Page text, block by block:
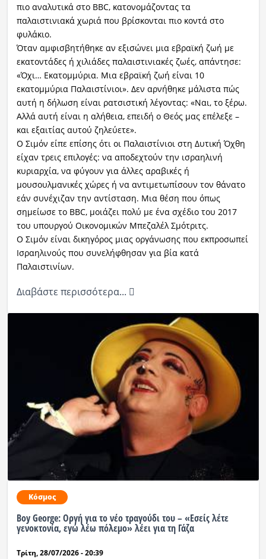
πιο αναλυτικά στο BBC, κατονομάζοντας τα
παλαιστινιακά χωριά που βρίσκονται πιο κοντά στο
φυλάκιο.
Όταν αμφισβητήθηκε αν εξισώνει μια εβραϊκή ζωή με
εκατοντάδες ή χιλιάδες παλαιστινιακές ζωές, απάντησε:
«Όχι… Εκατομμύρια. Μια εβραϊκή ζωή είναι 10
εκατομμύρια Παλαιστίνιοι». Δεν αρνήθηκε μάλιστα πώς
αυτή η δήλωση είναι ρατσιστική λέγοντας: «Ναι, το ξέρω.
Αλλά αυτή είναι η αλήθεια, επειδή ο Θεός μας επέλεξε –
και εξαιτίας αυτού ζηλεύετε».
Ο Σιμόν είπε επίσης ότι οι Παλαιστίνιοι στη Δυτική Όχθη
είχαν τρεις επιλογές: να αποδεχτούν την ισραηλινή
κυριαρχία, να φύγουν για άλλες αραβικές ή
μουσουλμανικές χώρες ή να αντιμετωπίσουν τον θάνατο
εάν συνέχιζαν την αντίσταση. Μια θέση που όπως
σημείωσε το BBC, μοιάζει πολύ με ένα σχέδιο του 2017
του υπουργού Οικονομικών Μπεζαλέλ Σμότριτς.
Ο Σιμόν είναι δικηγόρος μιας οργάνωσης που εκπροσωπεί
Ισραηλινούς που συνελήφθησαν για βία κατά
Παλαιστινίων.
Διαβάστε περισσότερα...
Κόσμος
Boy George: Οργή για το νέο τραγούδι του – «Εσείς λέτε
γενοκτονία, εγώ λέω πόλεμο» λέει για τη Γάζα
Τρίτη, 28/07/2026 - 20:39